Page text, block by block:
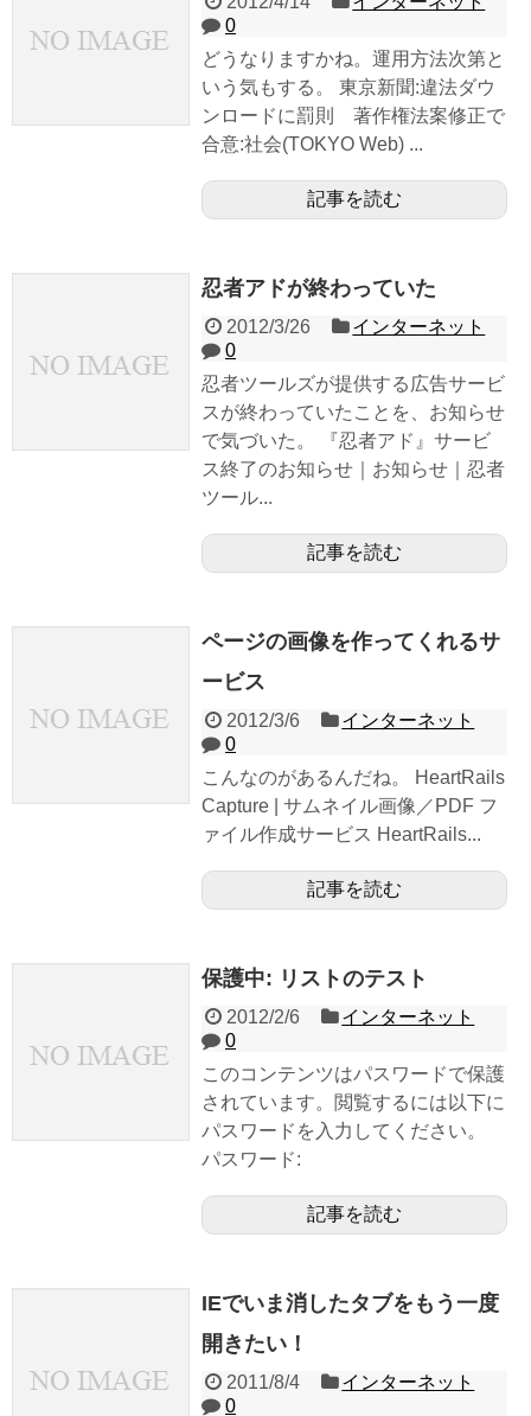
0
どうなりますかね。運用方法次第と
いう気もする。 東京新聞:違法ダウ
ンロードに罰則 著作権法案修正で
合意:社会(TOKYO Web) ...
記事を読む
忍者アドが終わっていた
2012/3/26
インターネット
0
忍者ツールズが提供する広告サービ
スが終わっていたことを、お知らせ
で気づいた。 『忍者アド』サービ
ス終了のお知らせ｜お知らせ｜忍者
ツール...
記事を読む
ページの画像を作ってくれるサ
ービス
2012/3/6
インターネット
0
こんなのがあるんだね。 HeartRails
Capture | サムネイル画像／PDF フ
ァイル作成サービス HeartRails...
記事を読む
保護中: リストのテスト
2012/2/6
インターネット
0
このコンテンツはパスワードで保護
されています。閲覧するには以下に
パスワードを入力してください。
パスワード:
記事を読む
IEでいま消したタブをもう一度
開きたい！
2011/8/4
インターネット
0